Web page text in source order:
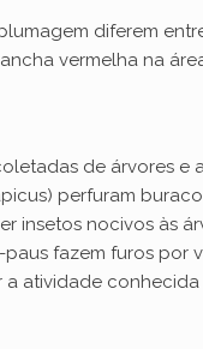
diferem
vermelha na
de árvores e
perfuram
insetos nocivos às
fazem furos por
atividade